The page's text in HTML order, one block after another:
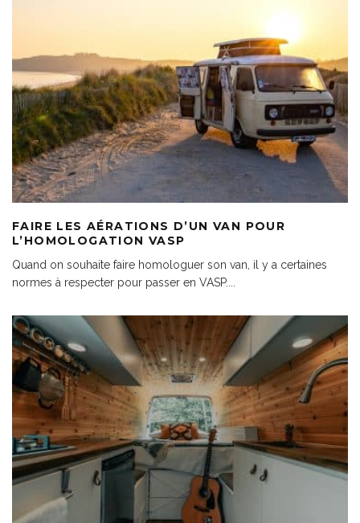
FAIRE LES AÉRATIONS D’UN VAN POUR
L’HOMOLOGATION VASP
Quand on souhaite faire homologuer son van, il y a certaines
normes à respecter pour passer en VASP.